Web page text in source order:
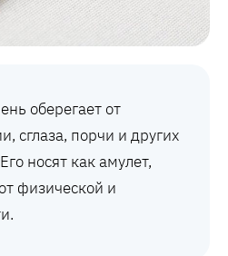
оберегает от
сглаза, порчи и других
носят как амулет,
физической и